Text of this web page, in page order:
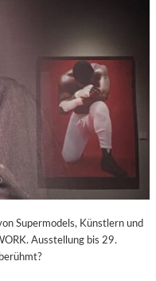
Supermodels, Künstlern und
Ausstellung bis 29.